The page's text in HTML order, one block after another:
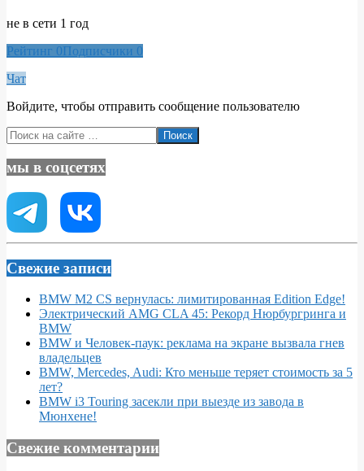
не в сети 1 год
Рейтинг 0Подписчики 0
Чат
Войдите, чтобы отправить сообщение пользователю
2020-
03-
08
Поиск
мы в соцсетях
Свежие записи
BMW M2 CS вернулась: лимитированная Edition Edge!
Электрический AMG CLA 45: Рекорд Нюрбургринга и
BMW
BMW и Человек-паук: реклама на экране вызвала гнев
владельцев
BMW, Mercedes, Audi: Кто меньше теряет стоимость за 5
лет?
BMW i3 Touring засекли при выезде из завода в
Мюнхене!
Свежие комментарии